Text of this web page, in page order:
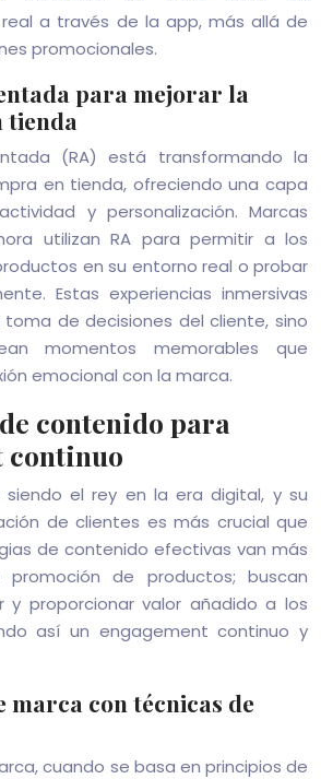
a través de la app, más allá de
promocionales.
para mejorar la
tienda
(RA) está transformando la
en tienda, ofreciendo una capa
y personalización. Marcas
utilizan RA para permitir a los
en su entorno real o probar
Estas experiencias inmersivas
de decisiones del cliente, sino
momentos memorables que
emocional con la marca.
contenido para
continuo
siendo el rey en la era digital, y su
de clientes es más crucial que
de contenido efectivas van más
de productos; buscan
y proporcionar valor añadido a los
así un engagement continuo y
con técnicas de
cuando se basa en principios de